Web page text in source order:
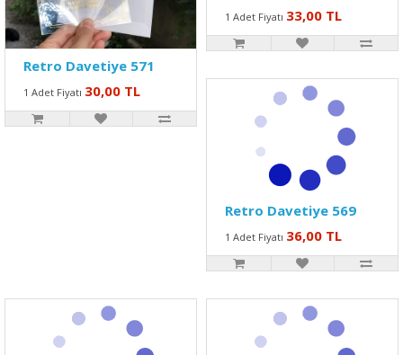
Retro Davetiye 571
1 Adet Fiyatı 30,00 TL
1 Adet Fiyatı 33,00 TL
Retro Davetiye 569
1 Adet Fiyatı 36,00 TL